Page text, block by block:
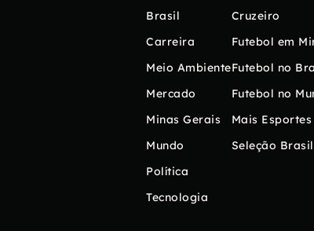
Brasil
Carreira
Meio Ambiente
Mercado
Minas Gerais
Mundo
Política
Tecnologia
Cruzeiro
Futebol em
Futebol no
Futebol no
Mais Esportes
Seleção